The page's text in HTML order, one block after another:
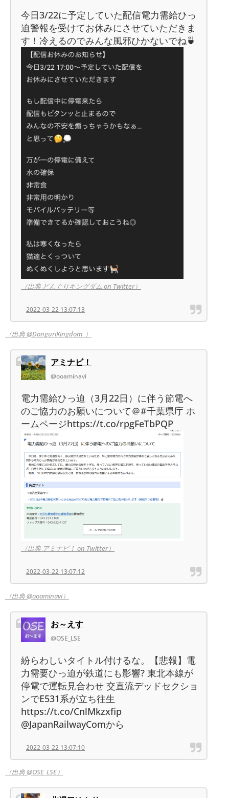
今日3/22に予定していた配信電力需給ひっ
迫警報を受けてお休みにさせていただきま
す！冷えるのでみんな風邪ひかないでね🍵
（出典 どんぐりキングダム on Twitter）
2022-03-22 13:07:13
（出典 @DonguriKingdom_）
アミナビ！
@ooaminavi
電力需給ひっ迫（3月22日）に伴う節電へ
のご協力のお願いについて＠#千葉県庁 ホ
ームページhttps://t.co/rpgFeTbPQP
（出典 アミナビ！ on Twitter）
2022-03-22 13:07:12
（出典 @ooaminavi）
お～えす
@OSE_LSE
紛らわしいタイトル付けるな。【悲報】電
力需要ひっ迫が鉄道にも影響? 東北本線が
停電で運転見合わせ 交直流デッドセクショ
ンでE531系が立ち往生
https://t.co/CnlMkzxfip
@JapanRailwayComから
2022-03-22 13:07:10
（出典 @OSE_LSE）